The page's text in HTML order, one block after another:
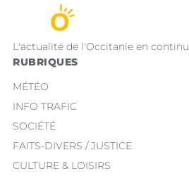
L'actualité de l'Occitanie en continu
RUBRIQUES
MÉTÉO
INFO TRAFIC
SOCIÉTÉ
FAITS-DIVERS / JUSTICE
CULTURE & LOISIRS